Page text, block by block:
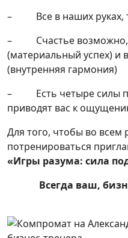
– Все в наших руках,
– Счастье возможно,
(материальный успех) и
(внутренняя гармония)
– Есть четыре силы
приводят вас к
Для того, чтобы во всем
потренироваться
«Игры разума: сила
Всегда ваш,